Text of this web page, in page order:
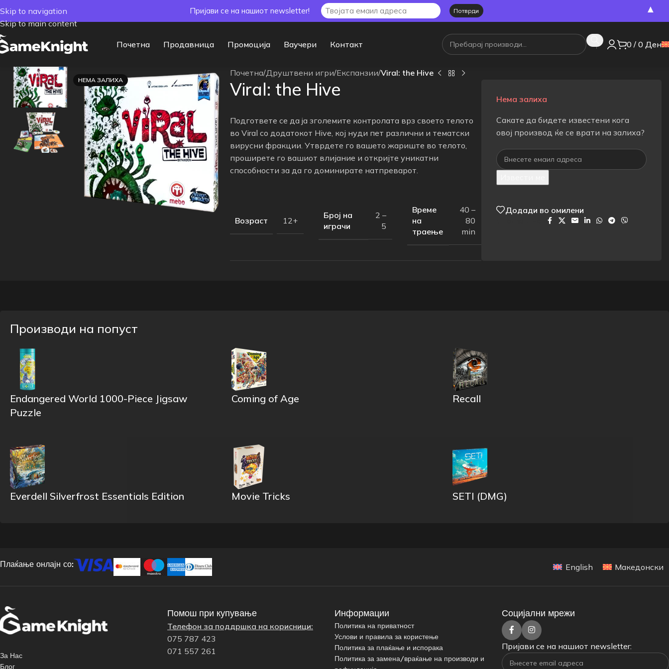
Skip to navigation
Skip to main content
Почетна Продавница Промоција Ваучери Контакт 0 / 0 Ден
НЕМА ЗАЛИХА
Почетна/Друштвени игри/Експанзии/Viral: the Hive
Viral: the Hive
Подгответе се да ja зголемите контролата врз своето телото
во Viral со додатокот Hive, кој нуди пет различни и тематски
вирусни фракции. Утврдете го вашето жариште во телото,
проширете го вашиот влијание и откријте уникатни
способности за да го доминирате натпреварот.
Возраст 12+
Број на
играчи
2 –
5
Време
на
траење
40 –
80
min
Нема залиха
Сакате да бидете известени кога
овој производ ќе се врати на залиха?
Додади во омилени
Производи на попуст
Endangered World 1000-Piece Jigsaw
Puzzle
Coming of Age Recall
Everdell Silverfrost Essentials Edition Movie Tricks SETI (DMG)
Плаќање онлајн со: English Македонски
За Нас
Блог
Помош при купување
Телефон за поддршка на корисници:
075 787 423
071 557 261
Информации
Политика на приватност
Услови и правила за користење
Политика за плаќање и испорака
Политика за замена/враќање на производи и
Социјални мрежи
Пријави се на нашиот newsletter:
Пријави се на нашиот newsletter! ▲